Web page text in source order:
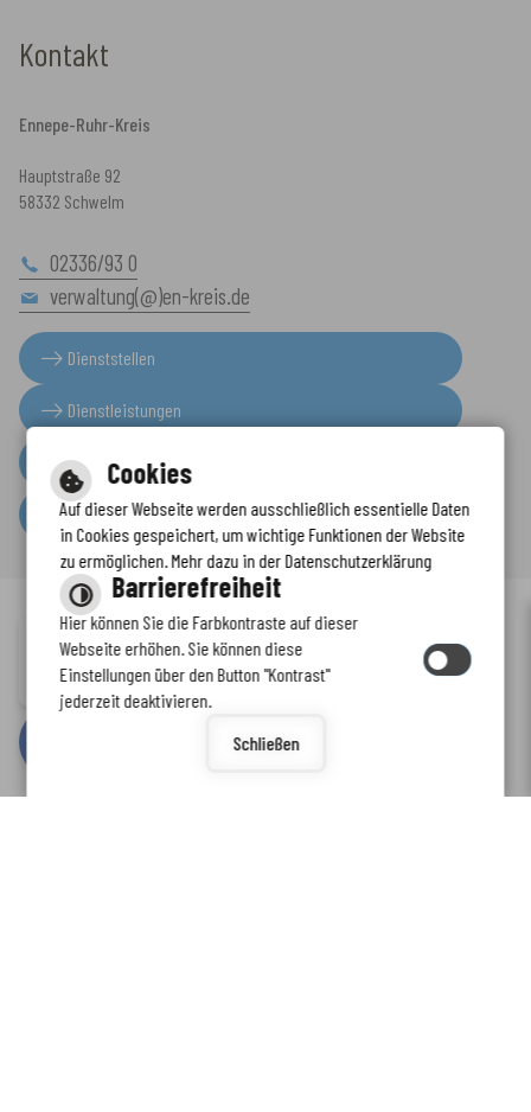
Kontakt
Ennepe-Ruhr-Kreis
Hauptstraße 92
58332 Schwelm
02336/93 0
verwaltung(@)en-kreis.de
Dienststellen
Dienstleistungen
Presseinformationen
Serviceportal
Inhalt-Impressum-Datenschutzerklärung Kontaktformular -
Barrierefreiheit
bycm citymedia GmbH
Immer auf dem neuesten Stand
www.enkreis.de möchte Ihnen Benachrichtigungen senden
Cookies
Auf dieser Webseite werden ausschließlich essentielle Daten
in Cookies gespeichert, um wichtige Funktionen der Website
zu ermöglichen. Mehr dazu in der Datenschutzerklärung
Barrierefreiheit
Hier können Sie die Farbkontraste auf dieser
Webseite erhöhen. Sie können diese
Einstellungen über den Button "Kontrast"
jederzeit deaktivieren.
Schließen